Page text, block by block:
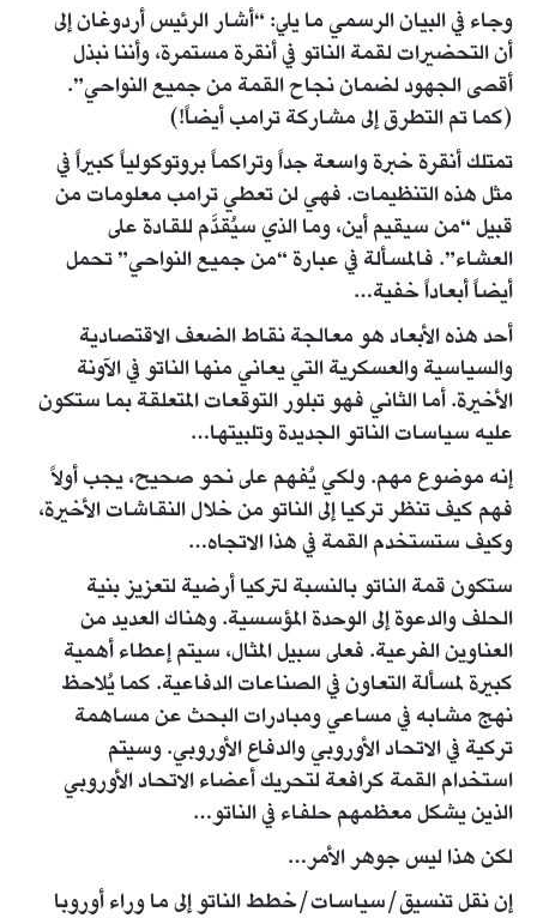
وجاء في البيان الرسمي ما يلي: “أشار الرئيس أردوغان إلى
أن التحضيرات لقمة الناتو في أنقرة مستمرة، وأننا نبذل
أقصى الجهود لضمان نجاح القمة من جميع النواحي”.
(كما تم التطرق إلى مشاركة ترامب أيضاً!)
تمتلك أنقرة خبرة واسعة جداً وتراكماً بروتوكولياً كبيراً في
مثل هذه التنظيمات. فهي لن تعطي ترامب معلومات من
قبيل “من سيقيم أين، وما الذي سيُقدَّم للقادة على
العشاء”. فالمسألة في عبارة “من جميع النواحي” تحمل
أيضاً أبعاداً خفية…
أحد هذه الأبعاد هو معالجة نقاط الضعف الاقتصادية
والسياسية والعسكرية التي يعاني منها الناتو في الآونة
الأخيرة. أما الثاني فهو تبلور التوقعات المتعلقة بما ستكون
عليه سياسات الناتو الجديدة وتلبيتها…
إنه موضوع مهم. ولكي يُفهم على نحو صحيح، يجب أولاً
فهم كيف تنظر تركيا إلى الناتو من خلال النقاشات الأخيرة،
وكيف ستستخدم القمة في هذا الاتجاه…
ستكون قمة الناتو بالنسبة لتركيا أرضية لتعزيز بنية
الحلف والدعوة إلى الوحدة المؤسسية. وهناك العديد من
العناوين الفرعية. فعلى سبيل المثال، سيتم إعطاء أهمية
كبيرة لمسألة التعاون في الصناعات الدفاعية. كما يُلاحظ
نهج مشابه في مساعي ومبادرات البحث عن مساهمة
تركية في الاتحاد الأوروبي والدفاع الأوروبي. وسيتم
استخدام القمة كرافعة لتحريك أعضاء الاتحاد الأوروبي
الذين يشكل معظمهم حلفاء في الناتو…
لكن هذا ليس جوهر الأمر…
إن نقل تنسيق/سياسات/خطط الناتو إلى ما وراء أوروبا